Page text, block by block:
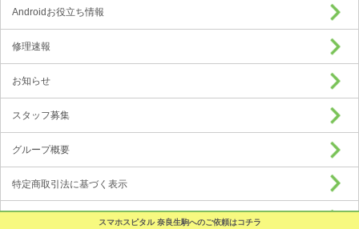
スマホスピタル 奈良生駒へのご依頼はコチラ
Androidお役立ち情報
修理速報
お知らせ
スタッフ募集
グループ概要
特定商取引法に基づく表示
プライバシーポリシー